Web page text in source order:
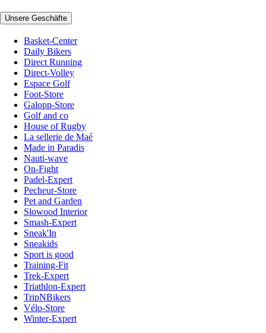
Unsere Geschäfte
Basket-Center
Daily Bikers
Direct Running
Direct-Volley
Espace Golf
Foot-Store
Galopp-Store
Golf and co
House of Rugby
La sellerie de Maé
Made in Paradis
Nauti-wave
On-Fight
Padel-Expert
Pecheur-Store
Pet and Garden
Slowood Interior
Smash-Expert
Sneak'In
Sneakids
Sport is good
Training-Fit
Trek-Expert
Triathlon-Expert
TripNBikers
Vélo-Store
Winter-Expert